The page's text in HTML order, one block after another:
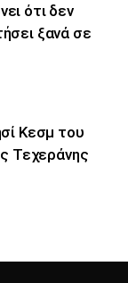
ότι δεν
ξανά σε
Κεσμ του
Τεχεράνης